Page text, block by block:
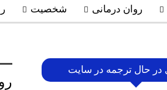
روان درمانی شخصیت
در حال ترجمه در سایت